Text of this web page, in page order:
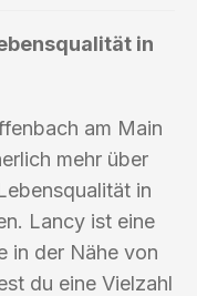
in
am Main
mehr über
in
Lancy ist eine
in der Nähe von
du eine Vielzahl